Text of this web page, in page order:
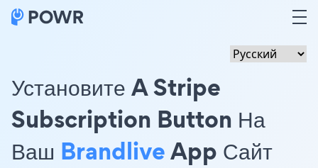
Установите A Stripe
Subscription Button На
Ваш BrandliveApp Сайт